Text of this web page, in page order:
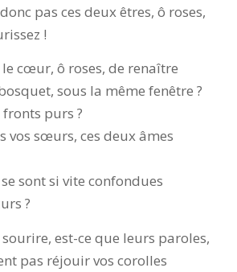
pas ces deux êtres, ô roses,
!
cœur, ô roses, de renaître
sous la même fenêtre ?
purs ?
vos sœurs, ces deux âmes
sont si vite confondues
?
est-ce que leurs paroles,
pas réjouir vos corolles